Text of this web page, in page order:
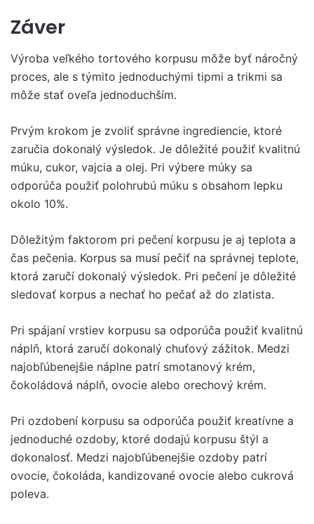
Záver
Výroba veľkého tortového korpusu môže byť náročný
proces, ale s týmito jednoduchými tipmi a trikmi sa
môže stať oveľa jednoduchším.
Prvým krokom je zvoliť správne ingrediencie, ktoré
zaručia dokonalý výsledok. Je dôležité použiť kvalitnú
múku, cukor, vajcia a olej. Pri výbere múky sa
odporúča použiť polohrubú múku s obsahom lepku
okolo 10%.
Dôležitým faktorom pri pečení korpusu je aj teplota a
čas pečenia. Korpus sa musí pečiť na správnej teplote,
ktorá zaručí dokonalý výsledok. Pri pečení je dôležité
sledovať korpus a nechať ho pečať až do zlatista.
Pri spájaní vrstiev korpusu sa odporúča použiť kvalitnú
náplň, ktorá zaručí dokonalý chuťový zážitok. Medzi
najobľúbenejšie náplne patrí smotanový krém,
čokoládová náplň, ovocie alebo orechový krém.
Pri ozdobení korpusu sa odporúča použiť kreatívne a
jednoduché ozdoby, ktoré dodajú korpusu štýl a
dokonalosť. Medzi najobľúbenejšie ozdoby patrí
ovocie, čokoláda, kandizované ovocie alebo cukrová
poleva.